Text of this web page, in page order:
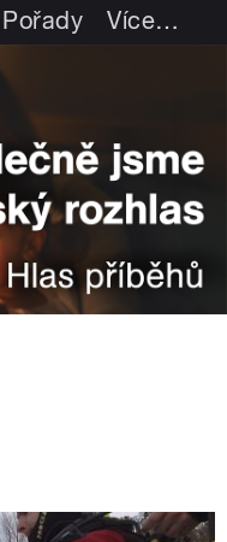
Pořady Více…